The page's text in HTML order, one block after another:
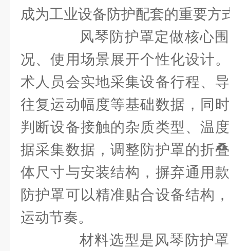
成为工业设备防护配套的重要方
风琴防护罩定做核心围
况、使用场景展开个性化设计
术人员会实地采集设备行程、
往复运动幅度等基础数据，同
判断设备接触的杂质类型、温
据采集数据，调整防护罩的折
体尺寸与安装结构，摒弃通用
防护罩可以精准贴合设备结构
运动节奏。
材料选型是风琴防护罩